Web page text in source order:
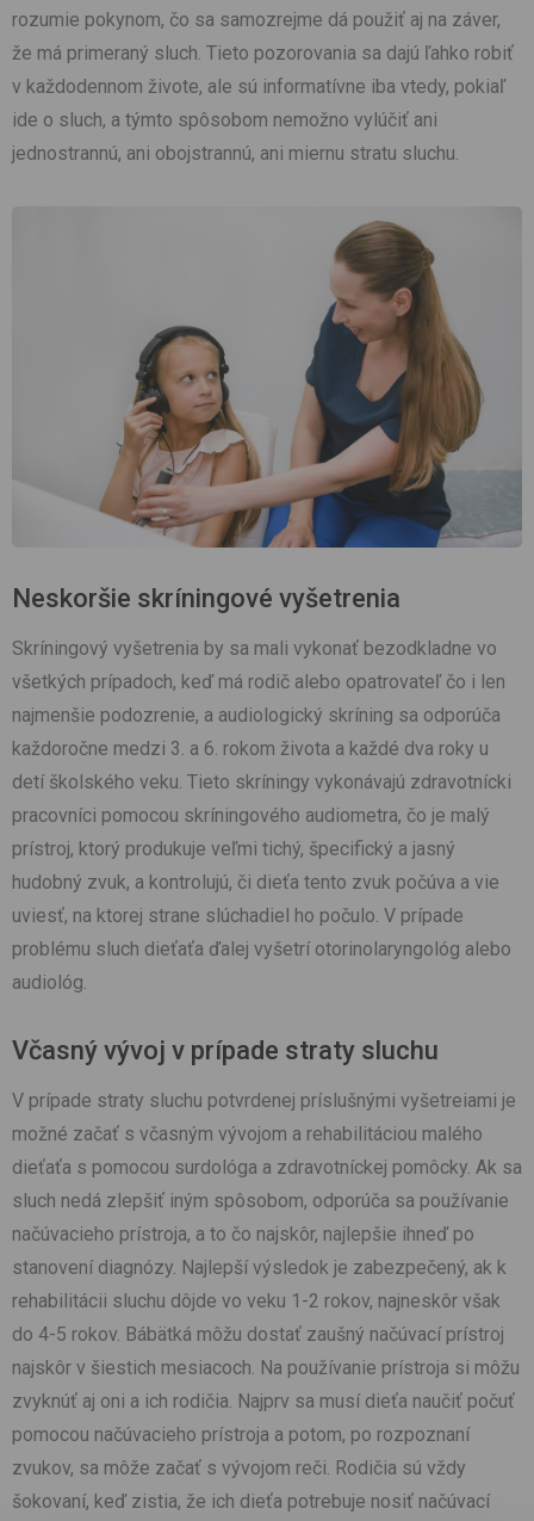
rozumie pokynom, čo sa samozrejme dá použiť aj na záver,
že má primeraný sluch. Tieto pozorovania sa dajú ľahko robiť
v každodennom živote, ale sú informatívne iba vtedy, pokiaľ
ide o sluch, a týmto spôsobom nemožno vylúčiť ani
jednostrannú, ani obojstrannú, ani miernu stratu sluchu.
Neskoršie skríningové vyšetrenia
Skríningový vyšetrenia by sa mali vykonať bezodkladne vo
všetkých prípadoch, keď má rodič alebo opatrovateľ čo i len
najmenšie podozrenie, a audiologický skríning sa odporúča
každoročne medzi 3. a 6. rokom života a každé dva roky u
detí školského veku. Tieto skríningy vykonávajú zdravotnícki
pracovníci pomocou skríningového audiometra, čo je malý
prístroj, ktorý produkuje veľmi tichý, špecifický a jasný
hudobný zvuk, a kontrolujú, či dieťa tento zvuk počúva a vie
uviesť, na ktorej strane slúchadiel ho počulo. V prípade
problému sluch dieťaťa ďalej vyšetrí otorinolaryngológ alebo
audiológ.
Včasný vývoj v prípade straty sluchu
V prípade straty sluchu potvrdenej príslušnými vyšetreiami je
možné začať s včasným vývojom a rehabilitáciou malého
dieťaťa s pomocou surdológa a zdravotníckej pomôcky. Ak sa
sluch nedá zlepšiť iným spôsobom, odporúča sa používanie
načúvacieho prístroja, a to čo najskôr, najlepšie ihneď po
stanovení diagnózy. Najlepší výsledok je zabezpečený, ak k
rehabilitácii sluchu dôjde vo veku 1-2 rokov, najneskôr však
do 4-5 rokov. Bábätká môžu dostať zaušný načúvací prístroj
najskôr v šiestich mesiacoch. Na používanie prístroja si môžu
zvyknúť aj oni a ich rodičia. Najprv sa musí dieťa naučiť počuť
pomocou načúvacieho prístroja a potom, po rozpoznaní
zvukov, sa môže začať s vývojom reči. Rodičia sú vždy
šokovaní, keď zistia, že ich dieťa potrebuje nosiť načúvací